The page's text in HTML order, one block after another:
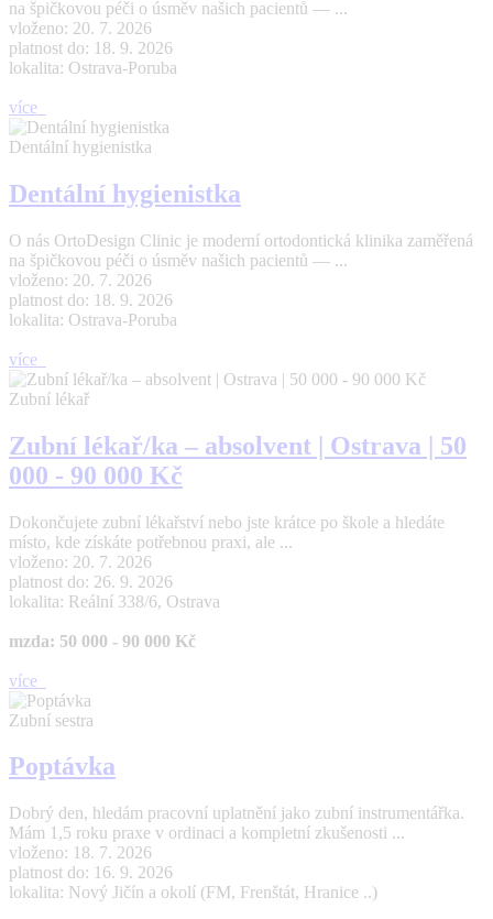
na špičkovou péči o úsměv našich pacientů — ...
vloženo: 20. 7. 2026
platnost do: 18. 9. 2026
lokalita: Ostrava-Poruba
více
Dentální hygienistka
Dentální hygienistka
O nás OrtoDesign Clinic je moderní ortodontická klinika zaměřená
na špičkovou péči o úsměv našich pacientů — ...
vloženo: 20. 7. 2026
platnost do: 18. 9. 2026
lokalita: Ostrava-Poruba
více
Zubní lékař
Zubní lékař/ka – absolvent | Ostrava | 50
000 - 90 000 Kč
Dokončujete zubní lékařství nebo jste krátce po škole a hledáte
místo, kde získáte potřebnou praxi, ale ...
vloženo: 20. 7. 2026
platnost do: 26. 9. 2026
lokalita: Reální 338/6, Ostrava
mzda: 50 000 - 90 000 Kč
více
Zubní sestra
Poptávka
Dobrý den, hledám pracovní uplatnění jako zubní instrumentářka.
Mám 1,5 roku praxe v ordinaci a kompletní zkušenosti ...
vloženo: 18. 7. 2026
platnost do: 16. 9. 2026
lokalita: Nový Jičín a okolí (FM, Frenštát, Hranice ..)